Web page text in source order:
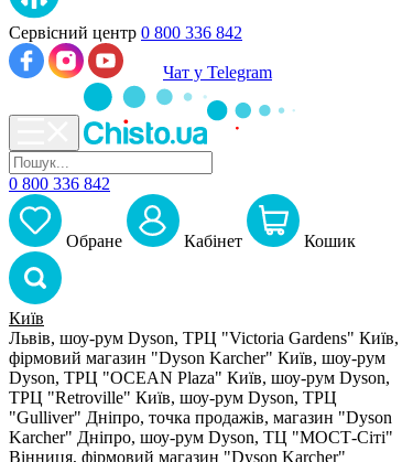
Сервісний центр 0 800 336 842
Чат у Telegram
0 800 336 842
Обране Кабiнет Кошик
Київ
Львів, шоу-рум Dyson, ТРЦ "Victoria Gardens" Київ,
фірмовий магазин "Dyson Karcher" Київ, шоу-рум
Dyson, ТРЦ "OCEAN Plaza" Київ, шоу-рум Dyson,
ТРЦ "Retroville" Київ, шоу-рум Dyson, ТРЦ
"Gulliver" Дніпро, точка продажів, магазин "Dyson
Karcher" Дніпро, шоу-рум Dyson, ТЦ "МОСТ-Сіті"
Вінниця, фірмовий магазин "Dyson Karcher"